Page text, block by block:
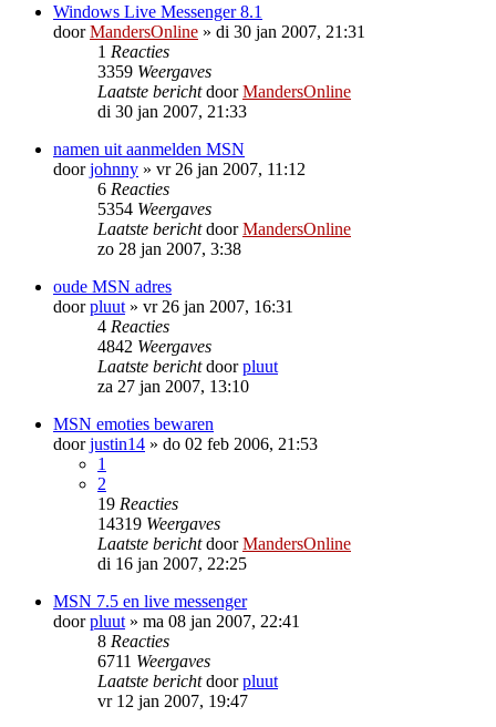
Windows Live Messenger 8.1
doorMandersOnline » di 30 jan 2007, 21:31
1 Reacties
3359 Weergaves
Laatste berichtdoorMandersOnline
di 30 jan 2007, 21:33
namen uit aanmelden MSN
doorjohnny » vr 26 jan 2007, 11:12
6 Reacties
5354 Weergaves
Laatste berichtdoorMandersOnline
zo 28 jan 2007, 3:38
oude MSN adres
doorpluut » vr 26 jan 2007, 16:31
4 Reacties
4842 Weergaves
Laatste berichtdoorpluut
za 27 jan 2007, 13:10
MSN emoties bewaren
doorjustin14 » do 02 feb 2006, 21:53
1
2
19 Reacties
14319 Weergaves
Laatste berichtdoorMandersOnline
di 16 jan 2007, 22:25
MSN 7.5 en live messenger
doorpluut » ma 08 jan 2007, 22:41
8 Reacties
6711 Weergaves
Laatste berichtdoorpluut
vr 12 jan 2007, 19:47